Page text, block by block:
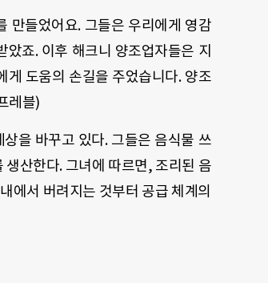
만들었어요. 그들은 우리에게 영감
죠. 이후 해크니 양조업자들은 지
도움의 손길을 주었습니다. 양조
레블)
을 바꾸고 있다. 그들은 음식물 쓰
산한다. 그녀에 따르면, 조리된 음
에서 버려지는 것부터 공급 체계의